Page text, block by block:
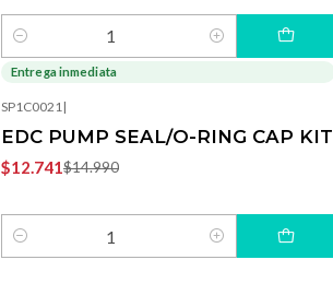
Cantidad
-15%
Entrega inmediata
SP1C0021 |
EDC PUMP SEAL/O-RING CAP KIT
$12.741$14.990
Cantidad